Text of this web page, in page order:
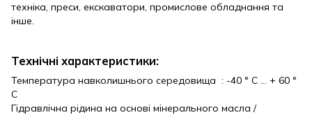
техніка, преси, екскаватори, промислове обладнання та
інше.
Технічні характеристики:
Температура навколишнього середовища : -40 ° C ... + 60 °
C
Гідравлічна рідина на основі мінерального масла /